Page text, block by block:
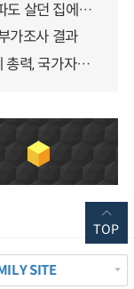
장기요양 재가 어르신 10명 중 7명, “아파도 살던 집에서 살겠다” 「2025년 장기요양실태조사」 결과 발표
가조사 결과
잠재성장률 반등을 위해 경제구조혁신에 총력, 국가자산 관리체계 대전환
SITE
TOP